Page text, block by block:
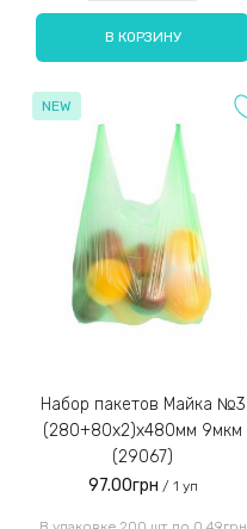
В КОРЗИНУ
NEW
Набор пакетов Майка №3
(280+80x2)x480мм 9мкм
(29067)
97.00грн / 1 уп